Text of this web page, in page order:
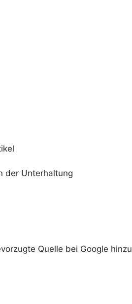
der Unterhaltung
Quelle bei Google hinzu